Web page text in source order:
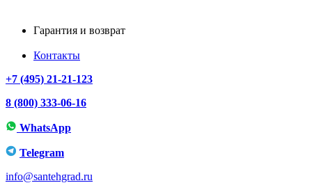
Гарантия и возврат
Контакты
+7 (495) 21-21-123
8 (800) 333-06-16
WhatsApp
Telegram
info@santehgrad.ru